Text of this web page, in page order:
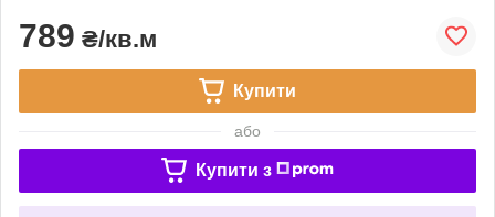
789 ₴/кв.м
Купити
або
Купити з